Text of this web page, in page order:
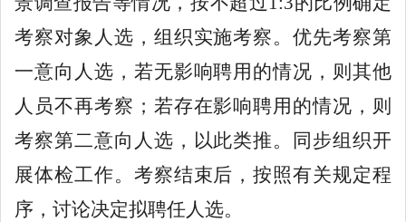
考察对象人选，组织实施考察。优先考察第
一意向人选，若无影响聘用的情况，则其他
人员不再考察；若存在影响聘用的情况，则
考察第二意向人选，以此类推。
同步组织开
展体检工作。 考察结束后，按照有关规定程
序，讨论决定拟聘任人选。